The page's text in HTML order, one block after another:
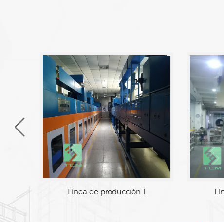
Área de fabrica Línea de producción 1